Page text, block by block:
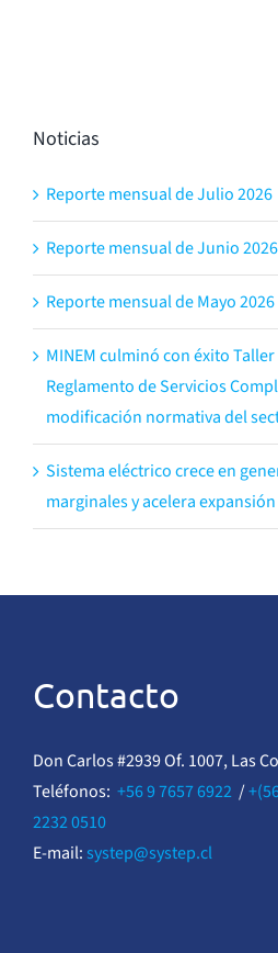
Noticias
Reporte mensual de Julio 2026
Reporte mensual de Junio 2026
Reporte mensual de Mayo 2026
MINEM culminó con éxito
Reglamento de Servicios
modificación normativa del
Sistema eléctrico crece en
marginales y acelera
Contacto
Don Carlos #2939 Of. 1007, Las
Teléfonos: +56 9 7657 6922/
2232 0510
E-mail: systep@systep.cl